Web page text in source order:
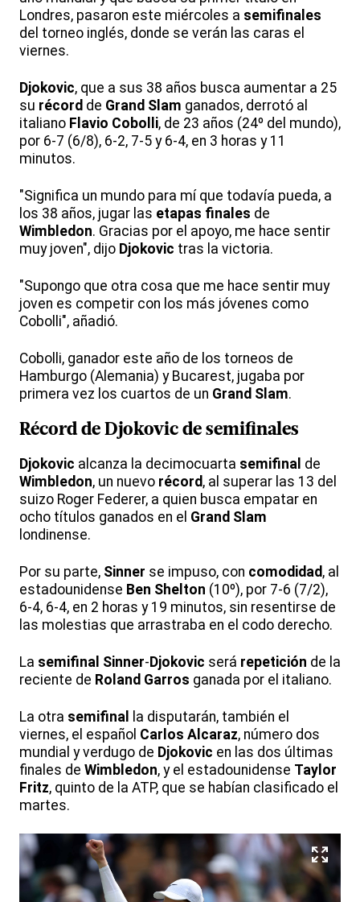
Londres, pasaron este miércoles a semifinales
del torneo inglés, donde se verán las caras el
viernes.
Djokovic, que a sus 38 años busca aumentar a 25
su récord de Grand Slam ganados, derrotó al
italiano Flavio Cobolli, de 23 años (24º del mundo),
por 6-7 (6/8), 6-2, 7-5 y 6-4, en 3 horas y 11
minutos.
"Significa un mundo para mí que todavía pueda, a
los 38 años, jugar las etapas finales de
Wimbledon. Gracias por el apoyo, me hace sentir
muy joven", dijo Djokovic tras la victoria.
"Supongo que otra cosa que me hace sentir muy
joven es competir con los más jóvenes como
Cobolli", añadió.
Cobolli, ganador este año de los torneos de
Hamburgo (Alemania) y Bucarest, jugaba por
primera vez los cuartos de un Grand Slam.
Récord de Djokovic de semifinales
Djokovic alcanza la decimocuarta semifinal de
Wimbledon, un nuevo récord, al superar las 13 del
suizo Roger Federer, a quien busca empatar en
ocho títulos ganados en el Grand Slam
londinense.
Por su parte, Sinner se impuso, con comodidad, al
estadounidense Ben Shelton (10º), por 7-6 (7/2),
6-4, 6-4, en 2 horas y 19 minutos, sin resentirse de
las molestias que arrastraba en el codo derecho.
La semifinal Sinner- Djokovic será repetición de la
reciente de Roland Garros ganada por el italiano.
La otra semifinal
la disputarán, también el
viernes, el español Carlos Alcaraz, número dos
mundial y verdugo de Djokovic en las dos últimas
finales de Wimbledon, y el estadounidense Taylor
Fritz, quinto de la ATP, que se habían clasificado el
martes.